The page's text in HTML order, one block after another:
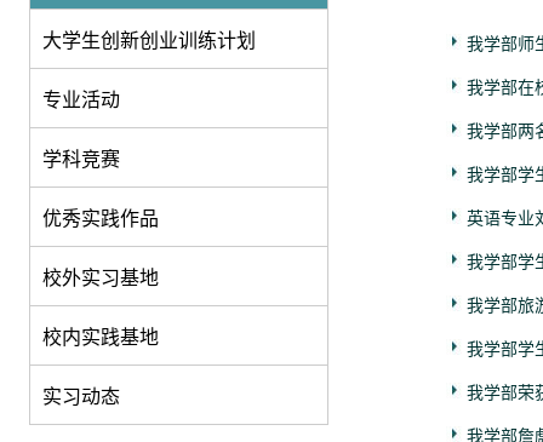
大学生创新创业训练计划
专业活动
学科竞赛
优秀实践作品
校外实习基地
校内实践基地
实习动态
我学部师
我学部在
我学部两
我学部学
英语专业
我学部学
我学部旅
我学部学
我学部荣
我学部詹